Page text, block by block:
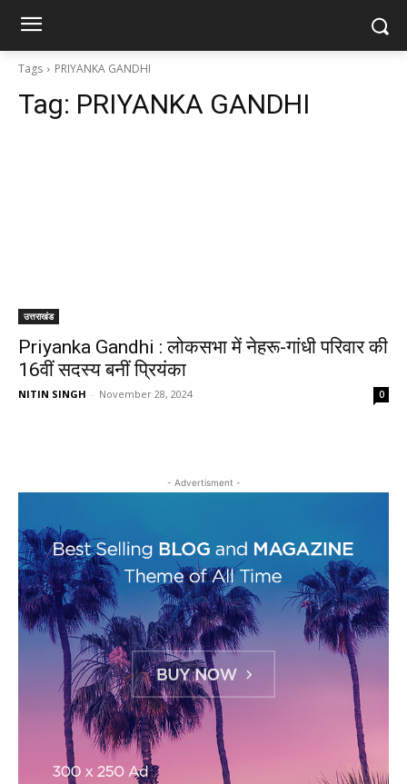
Tags PRIYANKA GANDHI
Tag: PRIYANKA GANDHI
उत्तराखंड
Priyanka Gandhi : लोकसभा में नेहरू-गांधी परिवार की
16वीं सदस्य बनीं प्रियंका
NITIN SINGH - November 28, 2024 0
- Advertisment -